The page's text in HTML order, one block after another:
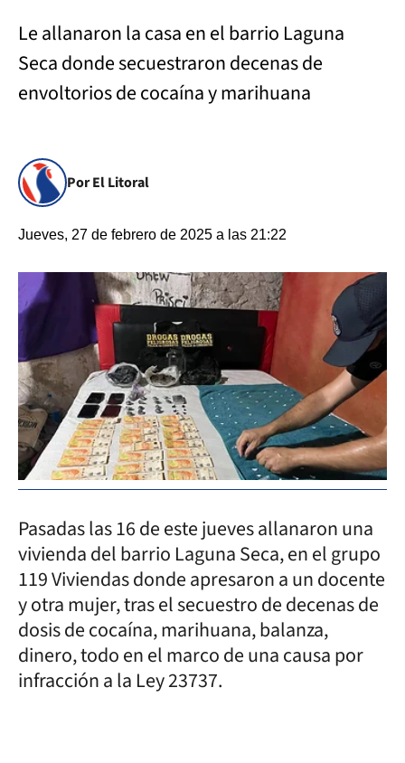
Le allanaron la casa en el barrio Laguna
Seca donde secuestraron decenas de
envoltorios de cocaína y marihuana
Por El Litoral
Jueves, 27 de febrero de 2025 a las 21:22
Pasadas las 16 de este jueves allanaron una
vivienda del barrio Laguna Seca, en el grupo
119 Viviendas donde apresaron a un docente
y otra mujer, tras el secuestro de decenas de
dosis de cocaína, marihuana, balanza,
dinero, todo en el marco de una causa por
infracción a la Ley 23737.